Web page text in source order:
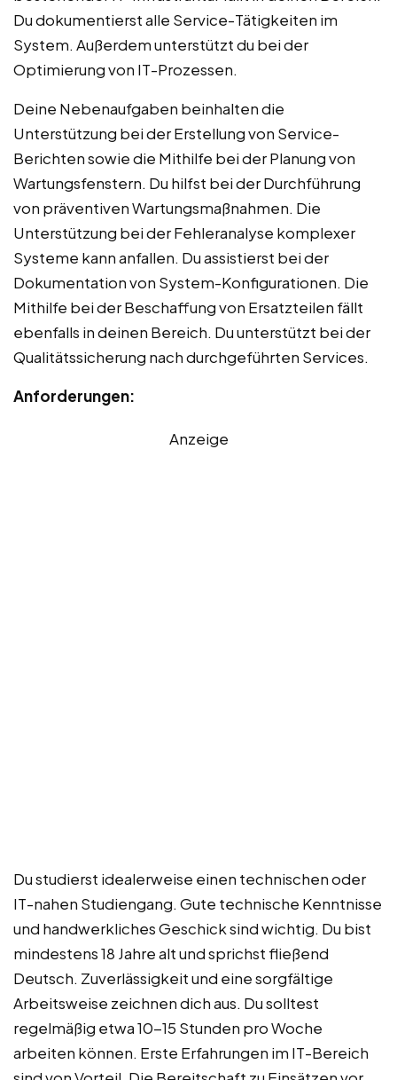
Du dokumentierst alle Service-Tätigkeiten im
System. Außerdem unterstützt du bei der
Optimierung von IT-Prozessen.
Deine Nebenaufgaben beinhalten die
Unterstützung bei der Erstellung von Service-
Berichten sowie die Mithilfe bei der Planung von
Wartungsfenstern. Du hilfst bei der Durchführung
von präventiven Wartungsmaßnahmen. Die
Unterstützung bei der Fehleranalyse komplexer
Systeme kann anfallen. Du assistierst bei der
Dokumentation von System-Konfigurationen. Die
Mithilfe bei der Beschaffung von Ersatzteilen fällt
ebenfalls in deinen Bereich. Du unterstützt bei der
Qualitätssicherung nach durchgeführten Services.
Anforderungen:
Anzeige
Du studierst idealerweise einen technischen oder
IT-nahen Studiengang. Gute technische Kenntnisse
und handwerkliches Geschick sind wichtig. Du bist
mindestens 18 Jahre alt und sprichst fließend
Deutsch. Zuverlässigkeit und eine sorgfältige
Arbeitsweise zeichnen dich aus. Du solltest
regelmäßig etwa 10-15 Stunden pro Woche
arbeiten können. Erste Erfahrungen im IT-Bereich